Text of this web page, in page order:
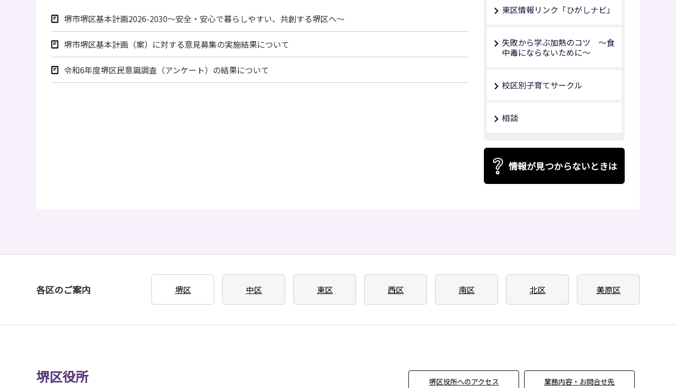
堺市堺区基本計画2026-2030～安全・安心で暮らしやすい、共創する堺区へ～
堺市堺区基本計画（案）に対する意見募集の実施結果について
令和6年度堺区民意識調査（アンケート）の結果について
東区情報リンク「ひがしナビ」
失敗から学ぶ加熱のコツ ～食
中毒にならないために～
校区別子育てサークル
相談
情報が見つからないときは
各区のご案内 堺区 中区 東区 西区 南区 北区 美原区
堺区役所 堺区役所へのアクセス 業務内容・お問合せ先